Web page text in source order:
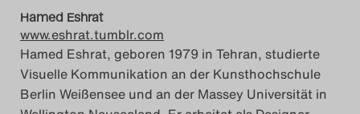
Hamed Eshrat
www.eshrat.tumblr.com
Hamed Eshrat, geboren 1979 in Tehran, studierte
Visuelle Kommunikation an der Kunsthochschule
Berlin Weißensee und an der Massey Universität in